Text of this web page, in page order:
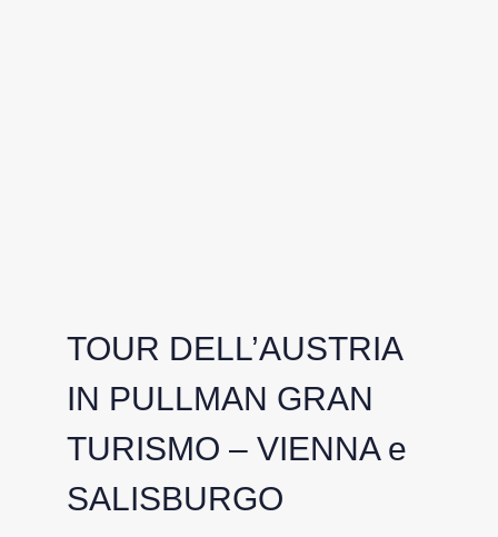
TOUR DELL’AUSTRIA
IN PULLMAN GRAN
TURISMO – VIENNA e
SALISBURGO